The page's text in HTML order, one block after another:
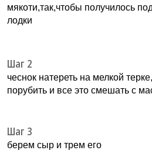
мякоти,так,чтобы получилось
лодки
Шаг 2
чеснок натереть на мелкой
порубить и все это смешать с
Шаг 3
берем сыр и трем его